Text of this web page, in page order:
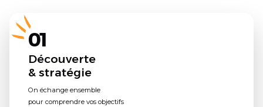
01
Découverte
& stratégie
On échange ensemble
pour comprendre vos objectifs